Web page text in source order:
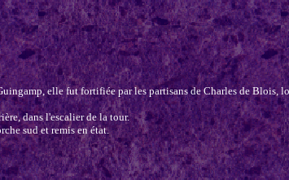
elle fut fortifiée par les partisans de Charles de Blois,
dans l'escalier de la tour.
sud et remis en état.